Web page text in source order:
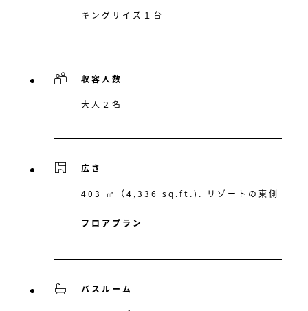
キングサイズ１台
収容人数
大人２名
広さ
403 ㎡（4,336 sq.ft.). リゾートの東側
フロアプラン
バスルーム